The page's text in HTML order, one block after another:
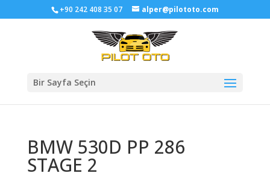
+90 242 408 35 07 alper@pilototo.com
Bir Sayfa Seçin
BMW 530D PP 286
STAGE 2